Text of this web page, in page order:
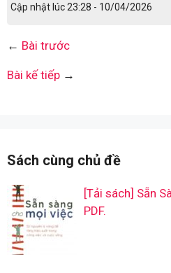
Cập nhật lúc 23:28 - 10/04/2026
← Bài trước
Bài kế tiếp →
Sách cùng chủ đề
[Tải sách] Sẵn
PDF.